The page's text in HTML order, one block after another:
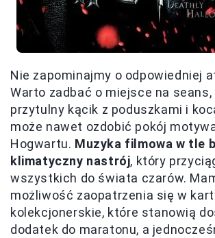
Nie zapominajmy o odpowiedniej
Warto zadbać o miejsce na
przytulny kącik z poduszkami i
może nawet ozdobić pokój
Hogwartu. Muzyka filmowa w tle
klimatyczny nastrój, który
wszystkich do świata czarów.
możliwość zaopatrzenia się w
kolekcjonerskie, które stanowią
dodatek do maratonu, a